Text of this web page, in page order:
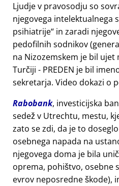
Ljudje v pravosodju so
njegovega intelektualnega
psihiatrije in zaradi
pedofilnih sodnikov
na Nizozemskem je bil
Turčiji - PREDEN je bil
sekretarja. Video dokazi o
Rabobank, investicijska
sedež v Utrechtu, mestu,
zato se zdi, da je to
osebnega napada na
njegovega doma je bila
oprema, pohištvo, osebne
evrov neposredne škode),